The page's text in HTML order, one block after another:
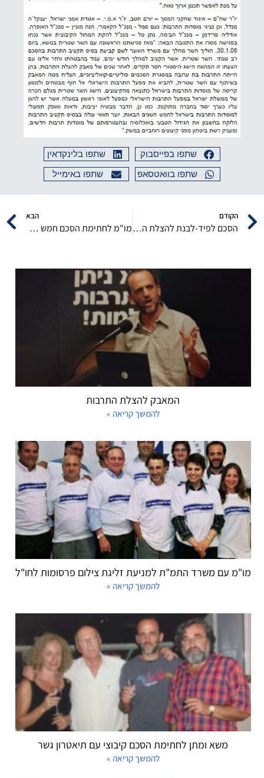
שתפו בפייסבוק
שתפו בלינקדאין
שתפו בוואטסאפ
שתפו באימייל
הקודם
הסכם לפיד-לבנת להצלת התרבות
הבא
מו"מ לחתימת הסכם חמש שנתי לתקצוב הקולנוע מול משרד האוצר
המאבק להצלת התרבות
להמשך קריאה »
מו"מ עם משרד התמ"ת למניעת זליגת צילום פרסומות לחו"ל
להמשך קריאה »
משא ומתן לחתימת הסכם קיבוצי עם תיאטרון גשר
להמשך קריאה »